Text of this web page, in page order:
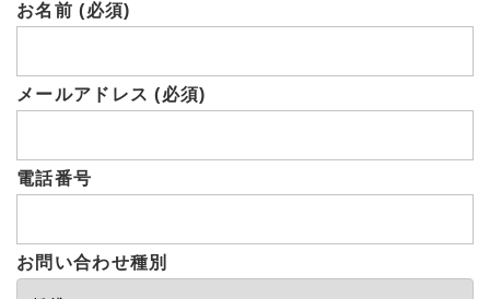
お名前 (必須)
メールアドレス (必須)
電話番号
お問い合わせ種別